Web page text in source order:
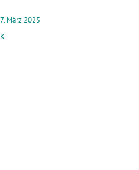
7. März 2025
K